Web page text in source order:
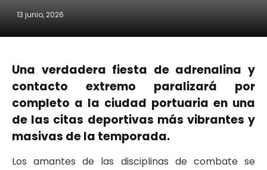
13 junio, 2026
Una verdadera fiesta de adrenalina y
contacto extremo paralizará por
completo a la ciudad portuaria en una
de las citas deportivas más vibrantes y
masivas de la temporada.
Los amantes de las disciplinas de combate se